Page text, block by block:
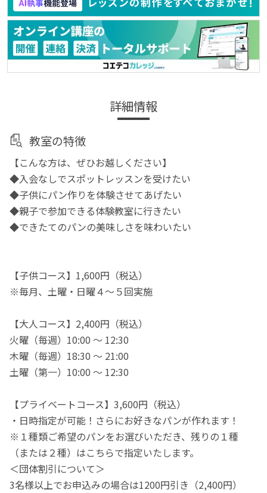
詳細情報
教室の特徴
【こんな方は、ぜひお越しください】
◆​入会なしでスポットレッスンを受けたい
◆​子供にパン作りを体験させてあげたい
◆​親子で参加できる体験教室に行きたい
◆​できたてのパンの美味しさを味わいたい
【子供コース】1,600円（税込）
※毎月、土曜・日曜４～５回実施
【大人コース】2,400円（税込）
火曜（毎週）10:00 ～ 12:30
木曜（毎週）18:30 ～ 21:00
土曜（第一）10:00 ～ 12:30
【プライベートコース】3,600円（税込）
・日時指定が可能！さらにお好きなパンが作れます！
※１種類ご希望のパンをお選びいただき、残りの１種
（または２種）はこちらで指定いたします。
＜団体割引について＞
3名様以上でお申込みの場合は1200円引き（2,400円）